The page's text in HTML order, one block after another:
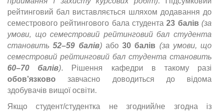
рейтинговий бал виставляється шляхом додавання до
семестрового рейтингового бала студента23 балів (за
умови, що семестровий рейтинговий бал студента
становить52–59 балів)або 30 балів (за умови, що
семестровий рейтинговий бал студента становить
60–70 балів). Рішення кафедри в такому разі
обов’язково завчасно доводиться до відома
здобувачів вищої освіти.
Якщо студент/студентка не згодний/не згодна із